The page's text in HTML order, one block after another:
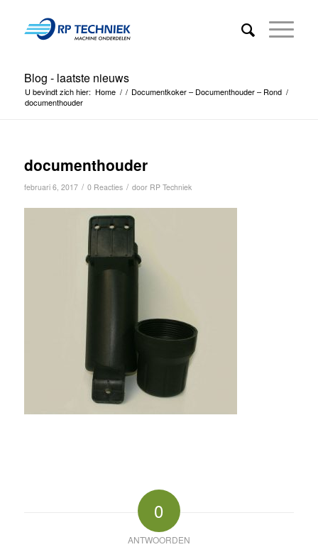
Blog - laatste nieuws
U bevindt zich hier: Home / / Documentkoker – Documenthouder – Rond /
documenthouder
documenthouder
februari 6, 2017 / 0 Reacties / door RP Techniek
0
ANTWOORDEN